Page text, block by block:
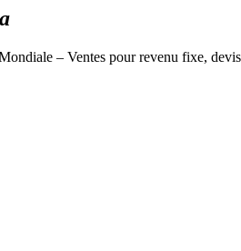
– Ventes pour revenu fixe,